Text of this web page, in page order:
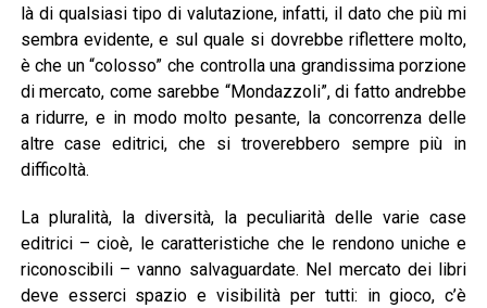
là di qualsiasi tipo di valutazione, infatti, il dato che più mi
sembra evidente, e sul quale si dovrebbe riflettere molto,
è che un “colosso” che controlla una grandissima porzione
di mercato, come sarebbe “Mondazzoli”, di fatto andrebbe
a ridurre, e in modo molto pesante, la concorrenza delle
altre case editrici, che si troverebbero sempre più in
difficoltà.
La pluralità, la diversità, la peculiarità delle varie case
editrici – cioè, le caratteristiche che le rendono uniche e
riconoscibili – vanno salvaguardate. Nel mercato dei libri
deve esserci spazio e visibilità per tutti: in gioco, c’è